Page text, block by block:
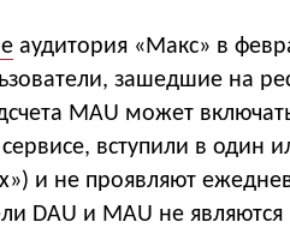
аудитория «Макс» в
зашедшие на
MAU может
вступили в один
и не проявляют
DAU и MAU не